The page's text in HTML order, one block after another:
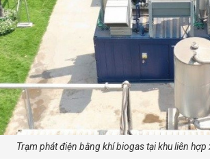
Trạm phát điện bằng khí biogas tại khu liên